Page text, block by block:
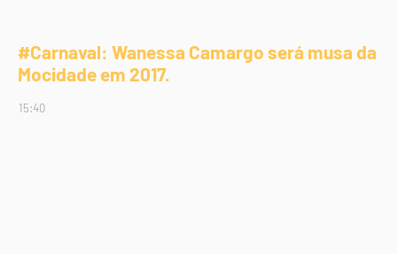
#Carnaval: Wanessa Camargo será musa da
Mocidade em 2017.
15:40